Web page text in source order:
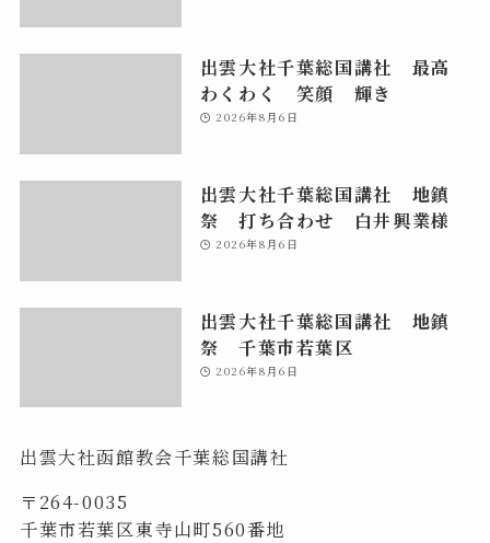
出雲大社千葉総国講社 最高
わくわく 笑顔 輝き
2026年8月6日
出雲大社千葉総国講社 地鎮
祭 打ち合わせ 白井興業様
2026年8月6日
出雲大社千葉総国講社 地鎮
祭 千葉市若葉区
2026年8月6日
出雲大社函館教会千葉総国講社
〒264-0035
千葉市若葉区東寺山町560番地